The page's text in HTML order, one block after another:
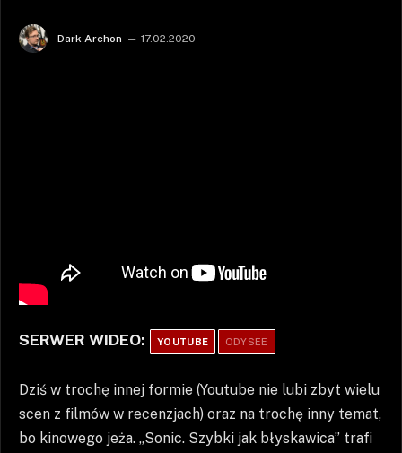
Dark Archon 17.02.2020
SERWER WIDEO: YOUTUBE ODYSEE
Dziś w trochę innej formie (Youtube nie lubi zbyt wielu
scen z filmów w recenzjach) oraz na trochę inny temat,
bo kinowego jeża. „Sonic. Szybki jak błyskawica” trafi